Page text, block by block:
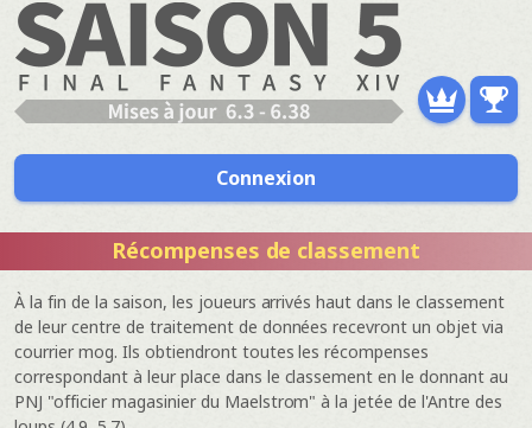
Connexion
Récompenses de classement
À la fin de la saison, les joueurs arrivés haut dans le classement
de leur centre de traitement de données recevront un objet via
courrier mog. Ils obtiendront toutes les récompenses
correspondant à leur place dans le classement en le donnant au
PNJ "officier magasinier du Maelstrom" à la jetée de l'Antre des